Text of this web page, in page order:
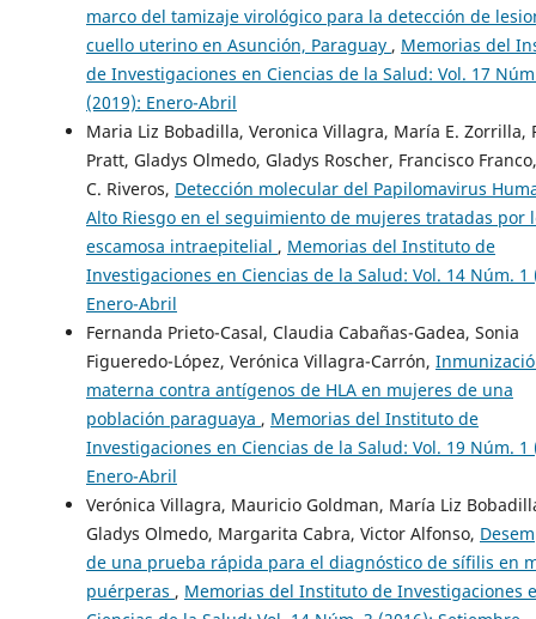
marco del tamizaje virológico para la detección de
cuello uterino en Asunción, Paraguay , Memorias del
de Investigaciones en Ciencias de la Salud: Vol. 17
(2019): Enero-Abril
Maria Liz Bobadilla, Veronica Villagra, María E. Zorrilla,
Pratt, Gladys Olmedo, Gladys Roscher, Francisco
C. Riveros, Detección molecular del Papilomavirus
Alto Riesgo en el seguimiento de mujeres tratadas por
escamosa intraepitelial , Memorias del Instituto de
Investigaciones en Ciencias de la Salud: Vol. 14 Núm. 1
Enero-Abril
Fernanda Prieto-Casal, Claudia Cabañas-Gadea, Sonia
Figueredo-López, Verónica Villagra-Carrón,
materna contra antígenos de HLA en mujeres de una
población paraguaya , Memorias del Instituto de
Investigaciones en Ciencias de la Salud: Vol. 19 Núm. 1
Enero-Abril
Verónica Villagra, Mauricio Goldman, María Liz
Gladys Olmedo, Margarita Cabra, Victor Alfonso,
de una prueba rápida para el diagnóstico de sífilis en
puérperas , Memorias del Instituto de Investigaciones